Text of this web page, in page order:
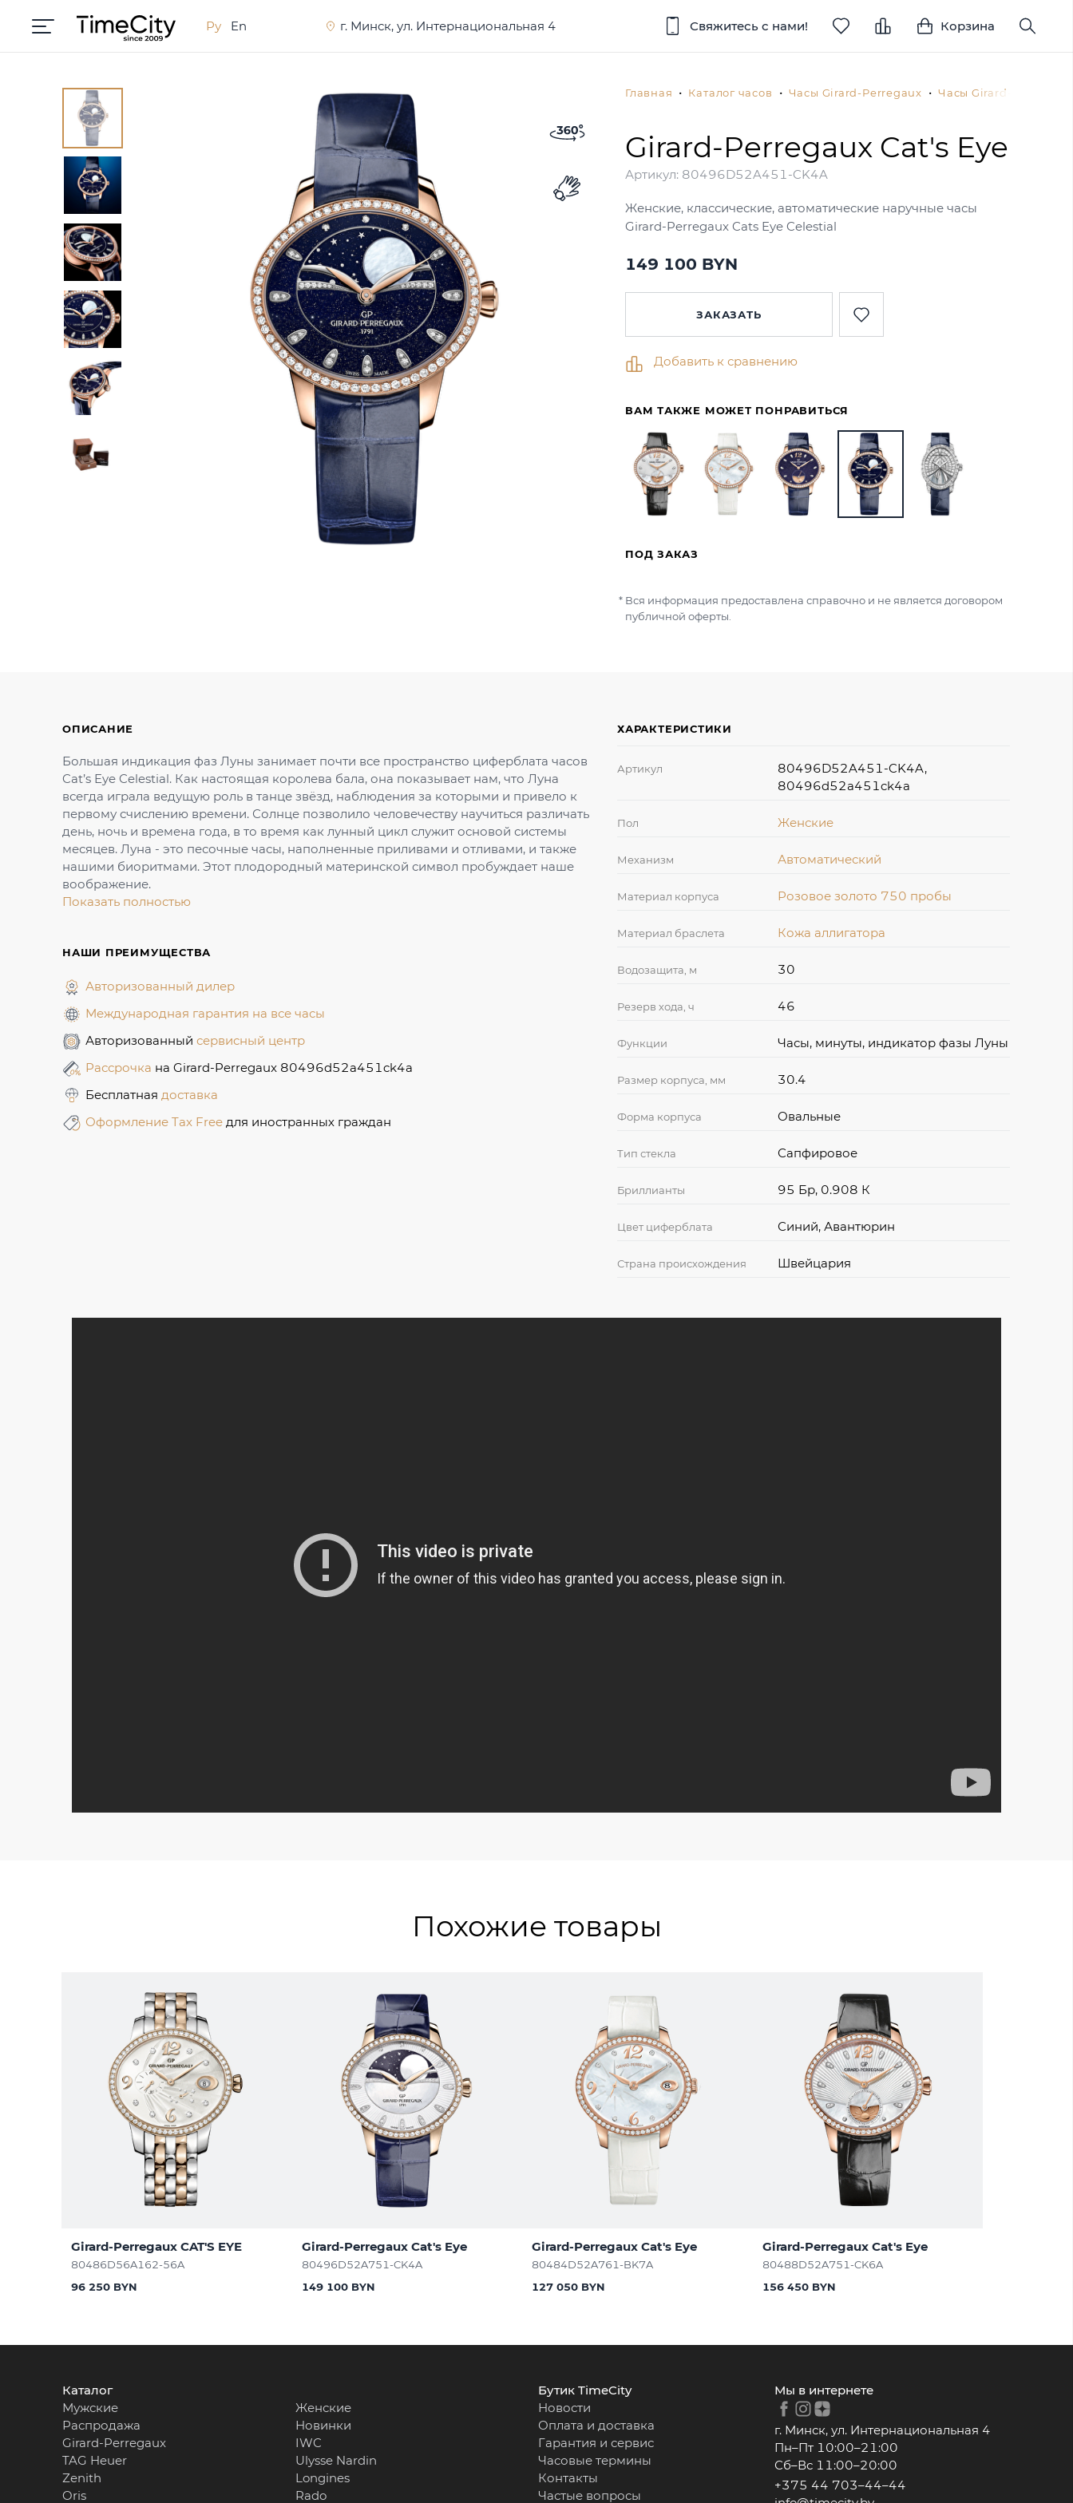
Ру En г. Минск, ул. Интернациональная 4 Свяжитесь с нами! Корзина
Главная Каталог часов Часы Girard-Perregaux Часы Girard-Perregaux
Girard-Perregaux Cat's Eye
Артикул: 80496D52A451-CK4A
Женские, классические, автоматические наручные часы
Girard-Perregaux Cats Eye Celestial
149 100 BYN
ЗАКАЗАТЬ
Добавить к сравнению
ВАМ ТАКЖЕ МОЖЕТ ПОНРАВИТЬСЯ
ПОД ЗАКАЗ
Вся информация предоставлена справочно и не является договором
публичной оферты.
ОПИСАНИЕ
Большая индикация фаз Луны занимает почти все пространство циферблата часов
Cat’s Eye Celestial. Как настоящая королева бала, она показывает нам, что Луна
всегда играла ведущую роль в танце звёзд, наблюдения за которыми и привело к
первому счислению времени. Солнце позволило человечеству научиться различать
день, ночь и времена года, в то время как лунный цикл служит основой системы
месяцев. Луна - это песочные часы, наполненные приливами и отливами, и также
нашими биоритмами. Этот плодородный материнской символ пробуждает наше
воображение.
Показать полностью
НАШИ ПРЕИМУЩЕСТВА
Авторизованный дилер
Международная гарантия на все часы
Авторизованный сервисный центр
Рассрочка на Girard-Perregaux 80496d52a451ck4a
Бесплатная доставка
Оформление Tax Free для иностранных граждан
ХАРАКТЕРИСТИКИ
Артикул
80496D52A451-CK4A,
80496d52a451ck4a
Пол Женские
Механизм Автоматический
Материал корпуса Розовое золото 750 пробы
Материал браслета Кожа аллигатора
Водозащита, м 30
Резерв хода, ч 46
Функции Часы, минуты, индикатор фазы Луны
Размер корпуса, мм 30.4
Форма корпуса Овальные
Тип стекла Сапфировое
Бриллианты 95 Бр, 0.908 К
Цвет циферблата Синий, Авантюрин
Страна происхождения Швейцария
Похожие товары
Girard-Perregaux CAT'S EYE
80486D56A162-56A
96 250 BYN
Girard-Perregaux Cat's Eye
80496D52A751-CK4A
149 100 BYN
Girard-Perregaux Cat's Eye
80484D52A761-BK7A
127 050 BYN
Girard-Perregaux Cat's Eye
80488D52A751-CK6A
156 450 BYN
Каталог
Мужские
Женские
Распродажа
Новинки
Girard-Perregaux
IWC
TAG Heuer
Ulysse Nardin
Zenith
Longines
Oris
Rado
Бутик TimeCity
Новости
Оплата и доставка
Гарантия и сервис
Часовые термины
Контакты
Частые вопросы
Мы в интернете
г. Минск, ул. Интернациональная 4
Пн–Пт 10:00–21:00
Сб–Вс 11:00–20:00
+375 44 703–44–44